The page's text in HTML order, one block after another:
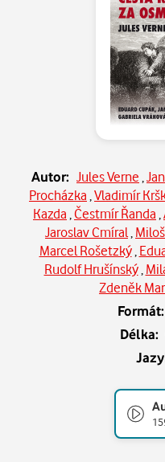
Autor: Jules Verne
Procházka Vladimír
Kazda Čestmír Řanda
Jaroslav Cmíral
Marcel Rošetzký,
Rudolf Hrušínský,
Zdeněk
Formát:
Délka: